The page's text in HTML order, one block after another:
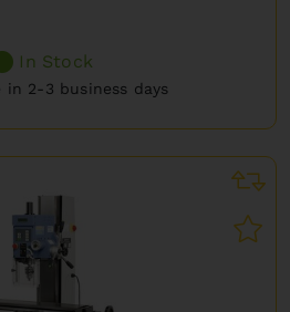
In Stock
in 2-3 business days